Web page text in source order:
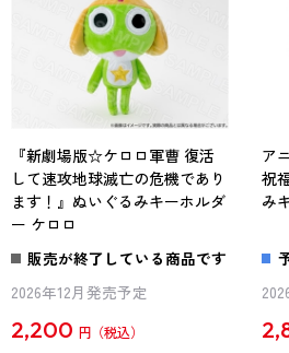
『新劇場版☆ケロロ軍曹 復活
して速攻地球滅亡の危機であり
ます！』ぬいぐるみキーホルダ
ー ケロロ
販売が終了している商品です
2026年12月発売予定
2,200 円
ア
祝
み